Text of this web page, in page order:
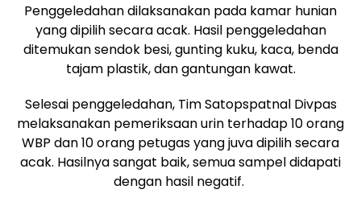
Penggeledahan dilaksanakan pada kamar hunian
yang dipilih secara acak. Hasil penggeledahan
ditemukan sendok besi, gunting kuku, kaca, benda
tajam plastik, dan gantungan kawat.
Selesai penggeledahan, Tim Satopspatnal Divpas
melaksanakan pemeriksaan urin terhadap 10 orang
WBP dan 10 orang petugas yang juva dipilih secara
acak. Hasilnya sangat baik, semua sampel didapati
dengan hasil negatif.